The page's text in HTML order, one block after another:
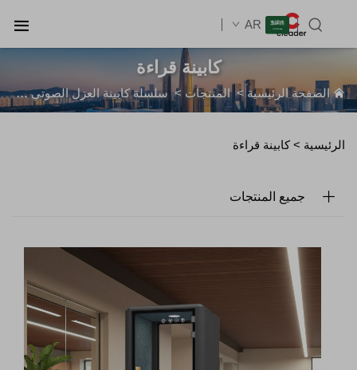
AR
كابينة قراءة
الصفحة الرئيسية >المنتجات > سلسلة كابينة العزل الصوتي>
الرئيسية > كابينة قراءة
جميع المنتجات